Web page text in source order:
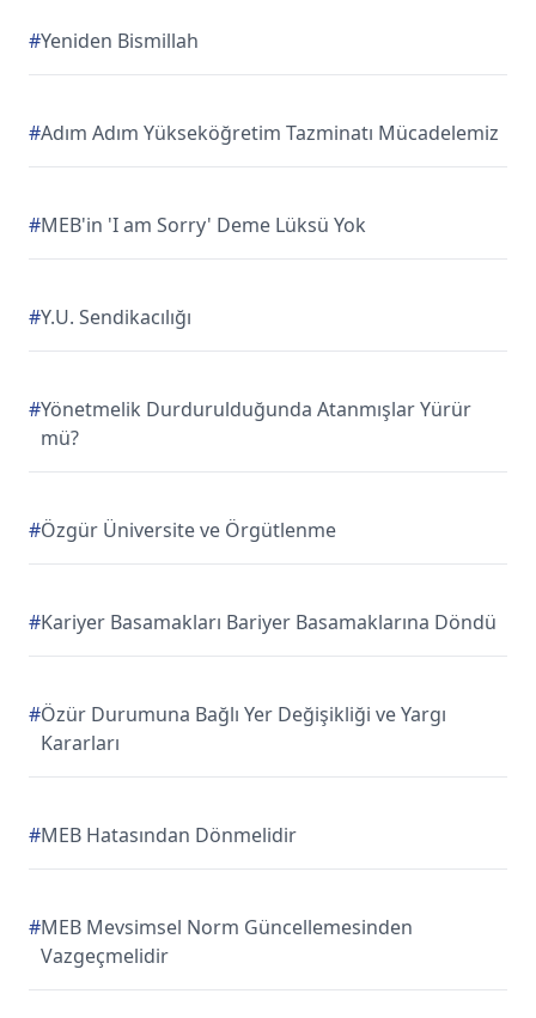
#Yeniden Bismillah
#Adım Adım Yükseköğretim Tazminatı Mücadelemiz
#MEB'in 'I am Sorry' Deme Lüksü Yok
#Y.U. Sendikacılığı
#Yönetmelik Durdurulduğunda Atanmışlar Yürür
mü?
#Özgür Üniversite ve Örgütlenme
#Kariyer Basamakları Bariyer Basamaklarına Döndü
#Özür Durumuna Bağlı Yer Değişikliği ve Yargı
Kararları
#MEB Hatasından Dönmelidir
#MEB Mevsimsel Norm Güncellemesinden
Vazgeçmelidir